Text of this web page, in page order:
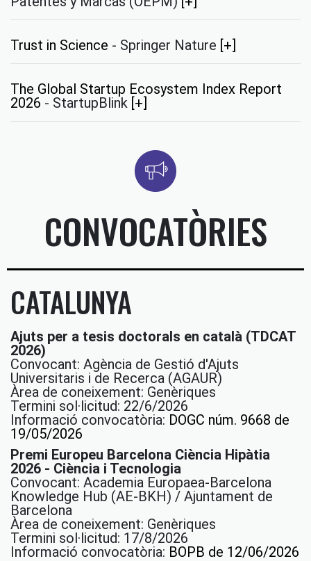
Trust in Science - Springer Nature [+]
The Global Startup Ecosystem Index Report
2026 - StartupBlink [+]
CONVOCATÒRIES
CATALUNYA
Ajuts per a tesis doctorals en català (TDCAT
2026)
Convocant: Agència de Gestió d'Ajuts
Universitaris i de Recerca (AGAUR)
Àrea de coneixement: Genèriques
Termini sol·licitud: 22/6/2026
Informació convocatòria: DOGC núm. 9668 de
19/05/2026
Premi Europeu Barcelona Ciència Hipàtia
2026 - Ciència i Tecnologia
Convocant: Academia Europaea-Barcelona
Knowledge Hub (AE-BKH) / Ajuntament de
Barcelona
Àrea de coneixement: Genèriques
Termini sol·licitud: 17/8/2026
Informació convocatòria: BOPB de 12/06/2026